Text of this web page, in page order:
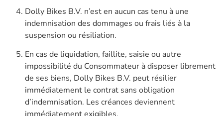
Dolly Bikes B.V. n’est en aucun cas tenu à une
indemnisation des dommages ou frais liés à la
suspension ou résiliation.
En cas de liquidation, faillite, saisie ou autre
impossibilité du Consommateur à disposer librement
de ses biens, Dolly Bikes B.V. peut résilier
immédiatement le contrat sans obligation
d’indemnisation. Les créances deviennent